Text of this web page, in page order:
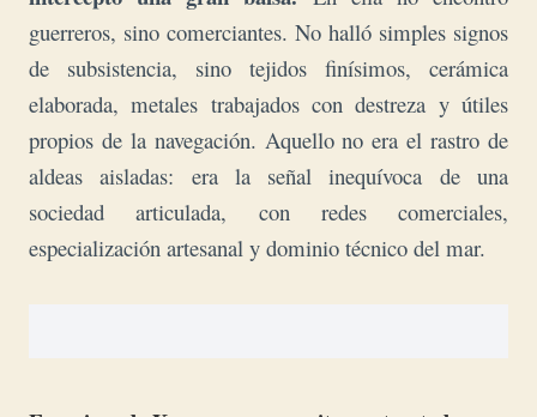
guerreros, sino comerciantes. No halló simples signos
de subsistencia, sino tejidos finísimos, cerámica
elaborada, metales trabajados con destreza y útiles
propios de la navegación. Aquello no era el rastro de
aldeas aisladas: era la señal inequívoca de una
sociedad articulada, con redes comerciales,
especialización artesanal y dominio técnico del mar.